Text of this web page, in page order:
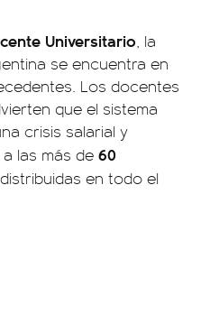
Universitario, la
se encuentra en
Los docentes
que el sistema
crisis salarial y
las más de 60
distribuidas en todo el